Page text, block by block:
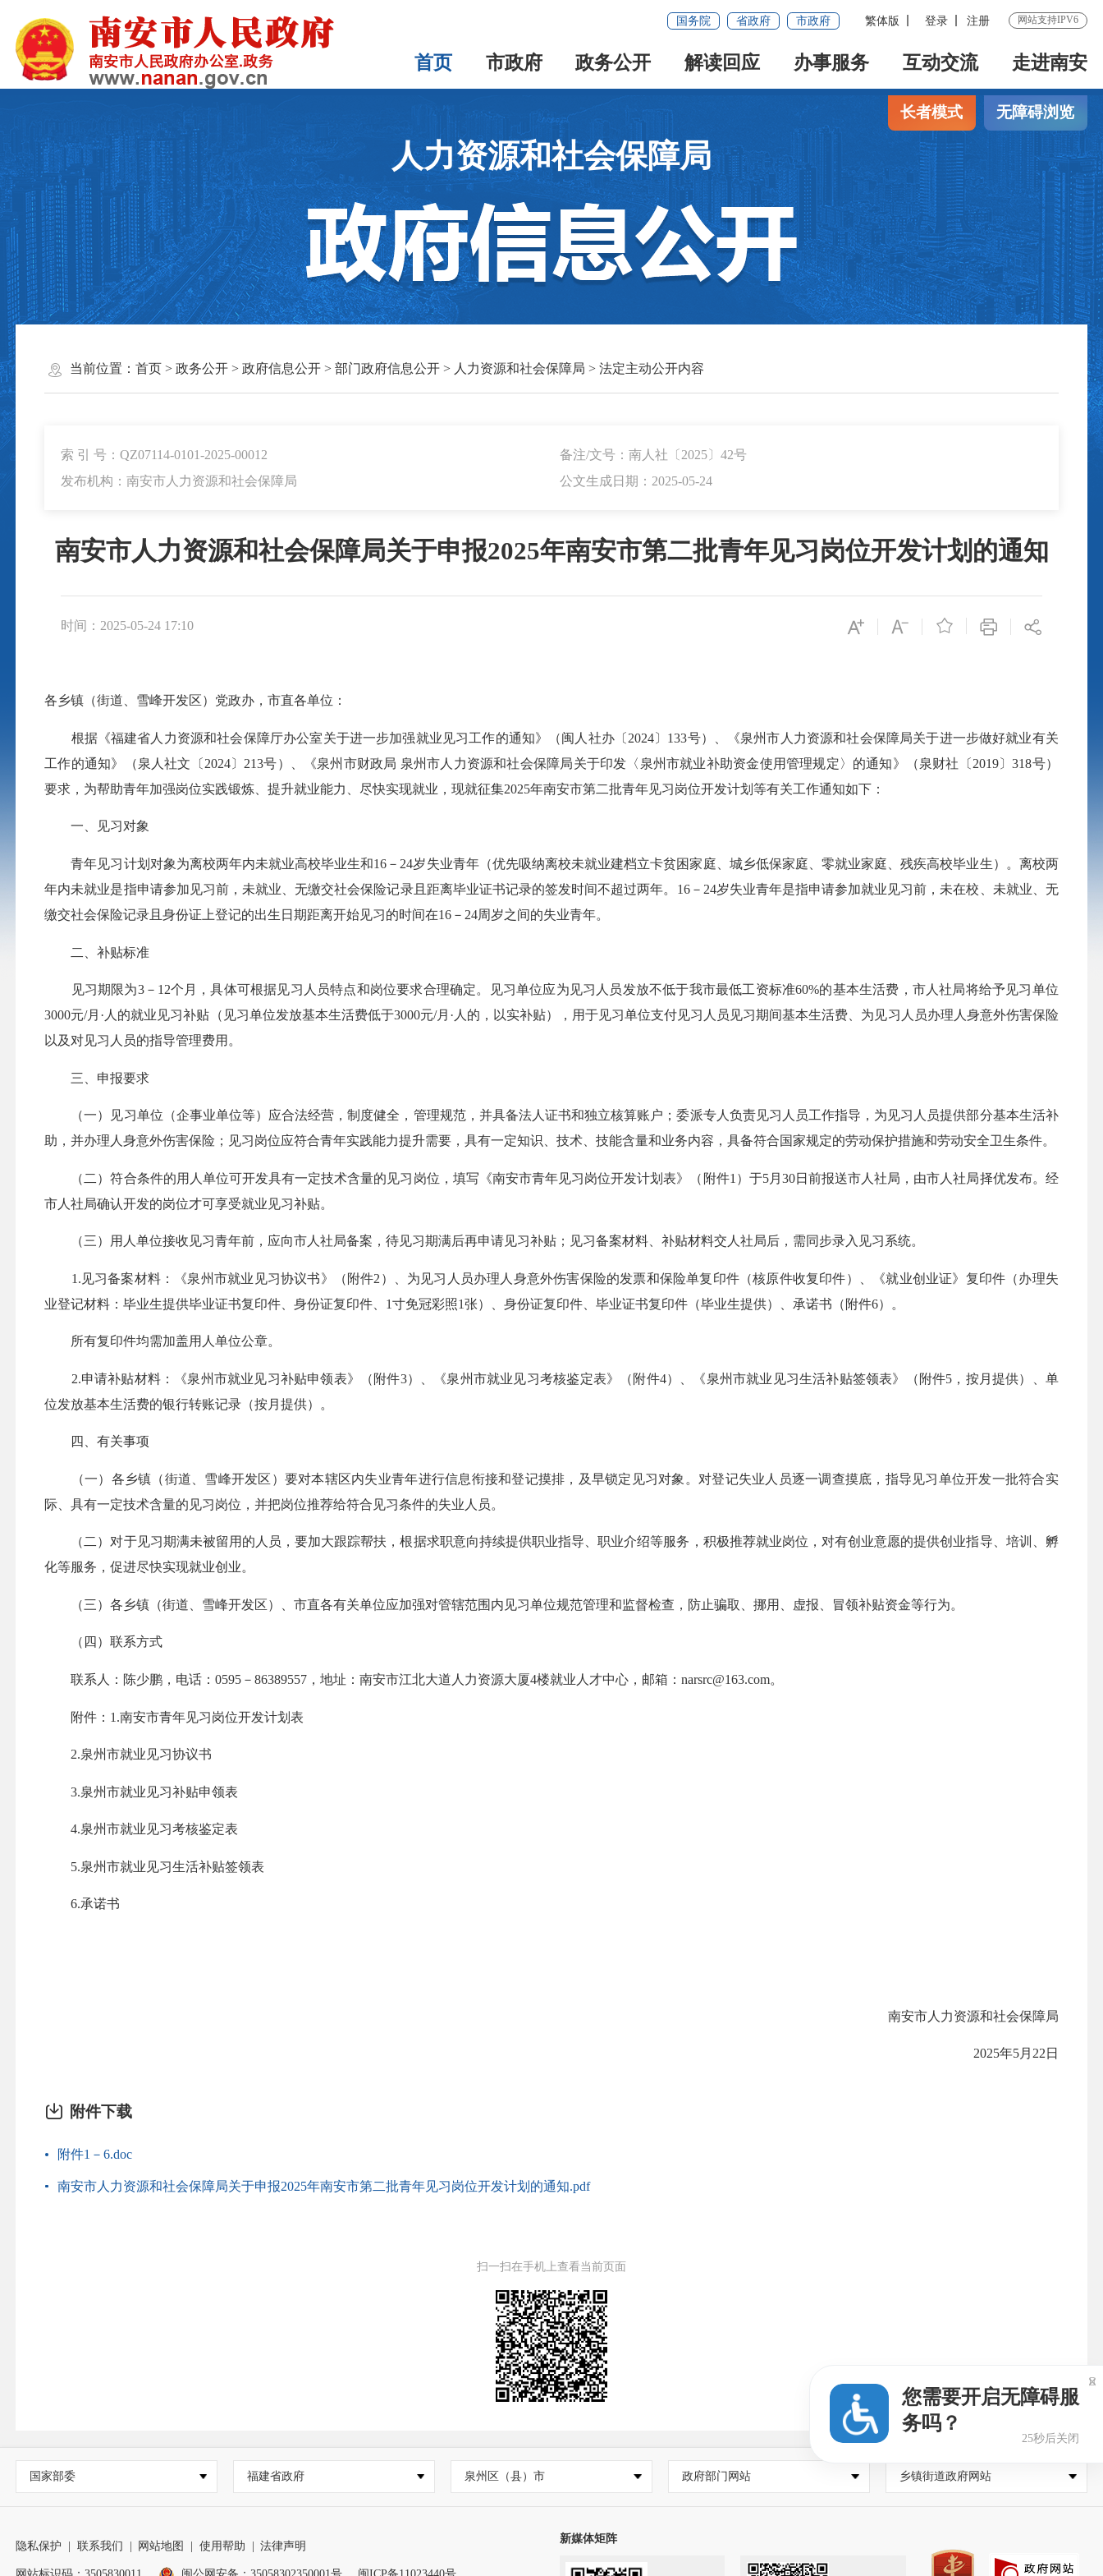
国务院 省政府 市政府 繁体版 登录 注册 网站支持IPV6
首页 市政府 政务公开 解读回应 办事服务 互动交流 走进南安
长者模式 无障碍浏览
人力资源和社会保障局
当前位置： 首页> 政务公开> 政府信息公开> 部门政府信息公开> 人力资源和社会保障局 > 法定主动公开内容
索 引 号：QZ07114-0101-2025-00012
备注/文号：南人社〔2025〕42号
发布机构：南安市人力资源和社会保障局
公文生成日期：2025-05-24
南安市人力资源和社会保障局关于申报2025年南安市第二批青年见习岗位开发计划的通知
时间：2025-05-24 17:10 
各乡镇（街道、雪峰开发区）党政办，市直各单位：
根据《福建省人力资源和社会保障厅办公室关于进一步加强就业见习工作的通知》（闽人社办〔2024〕133号）、《泉州市人力资源和社会保障局关于进一步做好就业有关
工作的通知》（泉人社文〔2024〕213号）、《泉州市财政局 泉州市人力资源和社会保障局关于印发〈泉州市就业补助资金使用管理规定〉的通知》（泉财社〔2019〕318号）
要求，为帮助青年加强岗位实践锻炼、提升就业能力、尽快实现就业，现就征集2025年南安市第二批青年见习岗位开发计划等有关工作通知如下：
一、见习对象
青年见习计划对象为离校两年内未就业高校毕业生和16－24岁失业青年（优先吸纳离校未就业建档立卡贫困家庭、城乡低保家庭、零就业家庭、残疾高校毕业生）。离校两
年内未就业是指申请参加见习前，未就业、无缴交社会保险记录且距离毕业证书记录的签发时间不超过两年。16－24岁失业青年是指申请参加就业见习前，未在校、未就业、无
缴交社会保险记录且身份证上登记的出生日期距离开始见习的时间在16－24周岁之间的失业青年。
二、补贴标准
见习期限为3－12个月，具体可根据见习人员特点和岗位要求合理确定。见习单位应为见习人员发放不低于我市最低工资标准60%的基本生活费，市人社局将给予见习单位
3000元/月·人的就业见习补贴（见习单位发放基本生活费低于3000元/月·人的，以实补贴），用于见习单位支付见习人员见习期间基本生活费、为见习人员办理人身意外伤害保险
以及对见习人员的指导管理费用。
三、申报要求
（一）见习单位（企事业单位等）应合法经营，制度健全，管理规范，并具备法人证书和独立核算账户；委派专人负责见习人员工作指导，为见习人员提供部分基本生活补
助，并办理人身意外伤害保险；见习岗位应符合青年实践能力提升需要，具有一定知识、技术、技能含量和业务内容，具备符合国家规定的劳动保护措施和劳动安全卫生条件。
（二）符合条件的用人单位可开发具有一定技术含量的见习岗位，填写《南安市青年见习岗位开发计划表》（附件1）于5月30日前报送市人社局，由市人社局择优发布。经
市人社局确认开发的岗位才可享受就业见习补贴。
（三）用人单位接收见习青年前，应向市人社局备案，待见习期满后再申请见习补贴；见习备案材料、补贴材料交人社局后，需同步录入见习系统。
1.见习备案材料：《泉州市就业见习协议书》（附件2）、为见习人员办理人身意外伤害保险的发票和保险单复印件（核原件收复印件）、《就业创业证》复印件（办理失
业登记材料：毕业生提供毕业证书复印件、身份证复印件、1寸免冠彩照1张）、身份证复印件、毕业证书复印件（毕业生提供）、承诺书（附件6）。
所有复印件均需加盖用人单位公章。
2.申请补贴材料：《泉州市就业见习补贴申领表》（附件3）、《泉州市就业见习考核鉴定表》（附件4）、《泉州市就业见习生活补贴签领表》（附件5，按月提供）、单
位发放基本生活费的银行转账记录（按月提供）。
四、有关事项
（一）各乡镇（街道、雪峰开发区）要对本辖区内失业青年进行信息衔接和登记摸排，及早锁定见习对象。对登记失业人员逐一调查摸底，指导见习单位开发一批符合实
际、具有一定技术含量的见习岗位，并把岗位推荐给符合见习条件的失业人员。
（二）对于见习期满未被留用的人员，要加大跟踪帮扶，根据求职意向持续提供职业指导、职业介绍等服务，积极推荐就业岗位，对有创业意愿的提供创业指导、培训、孵
化等服务，促进尽快实现就业创业。
（三）各乡镇（街道、雪峰开发区）、市直各有关单位应加强对管辖范围内见习单位规范管理和监督检查，防止骗取、挪用、虚报、冒领补贴资金等行为。
（四）联系方式
联系人：陈少鹏，电话：0595－86389557，地址：南安市江北大道人力资源大厦4楼就业人才中心，邮箱：narsrc@163.com。
附件：1.南安市青年见习岗位开发计划表
2.泉州市就业见习协议书
3.泉州市就业见习补贴申领表
4.泉州市就业见习考核鉴定表
5.泉州市就业见习生活补贴签领表
6.承诺书
南安市人力资源和社会保障局
2025年5月22日
附件下载
附件1－6.doc
南安市人力资源和社会保障局关于申报2025年南安市第二批青年见习岗位开发计划的通知.pdf
扫一扫在手机上查看当前页面
国家部委 福建省政府 泉州区（县）市 政府部门网站 乡镇街道政府网站
隐私保护 联系我们 网站地图 使用帮助 法律声明
新媒体矩阵
您需要开启无障碍服
务吗？
24秒后关闭
